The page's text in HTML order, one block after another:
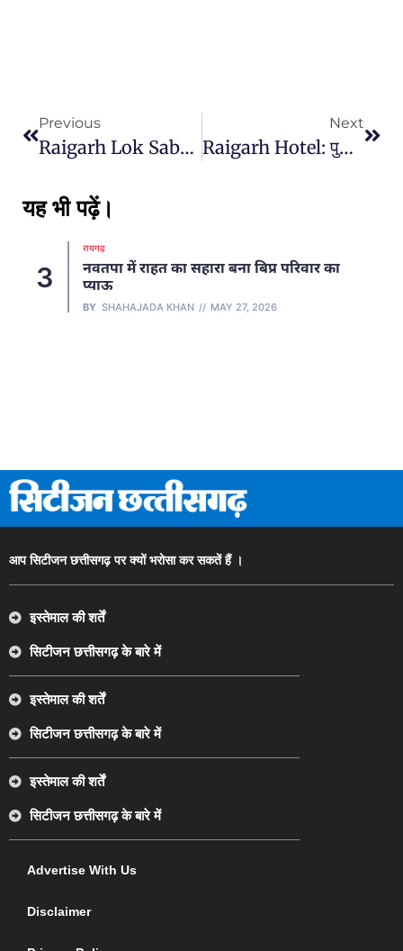
Previous
Raigarh Lok Sabha Chunav 2024: पुलिस अधीक्षक ने ली चुनाव ड्यूटी के लिए आये पैरामिलिट्री अफसरों की बैठक
Next
Raigarh Hotel: पुलिस ने होटल, ढाबा, लाॅज, धर्मशाला चेक कर ली मुसाफिरों की जानकारी….
यह भी पढ़ें।
3
रायगढ़
नवतपा में राहत का सहारा बना बिप्र परिवार का
प्याऊ
BY SHAHAJADA KHAN MAY 27, 2026
आप सिटीजन छत्तीसगढ़ पर क्यों भरोसा कर सकतें हैं ।
इस्तेमाल की शर्तें
सिटीजन छत्तीसगढ़ के बारे में
इस्तेमाल की शर्तें
सिटीजन छत्तीसगढ़ के बारे में
इस्तेमाल की शर्तें
सिटीजन छत्तीसगढ़ के बारे में
Advertise With Us
Disclaimer